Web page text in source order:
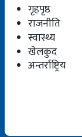
गृहपृष्ठ
राजनीति
स्वास्थ्य
खेलकुद
अन्तर्राष्ट्रिय